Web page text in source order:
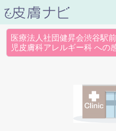
医療法人社団健昇会渋谷駅
児皮膚科アレルギー科 への